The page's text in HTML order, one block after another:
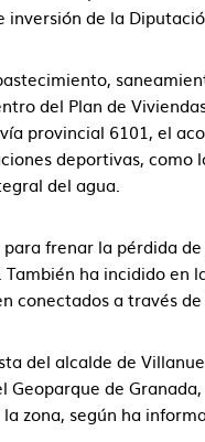
de la
del Plan de
provincial 6101, el
deportivas, como
del agua.
frenar la pérdida
ha incidido en
conectados a través
del alcalde de
de
zona, según ha